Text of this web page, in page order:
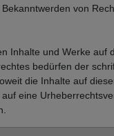
von
Inhalte und Werke
bedürfen der
die Inhalte auf
eine